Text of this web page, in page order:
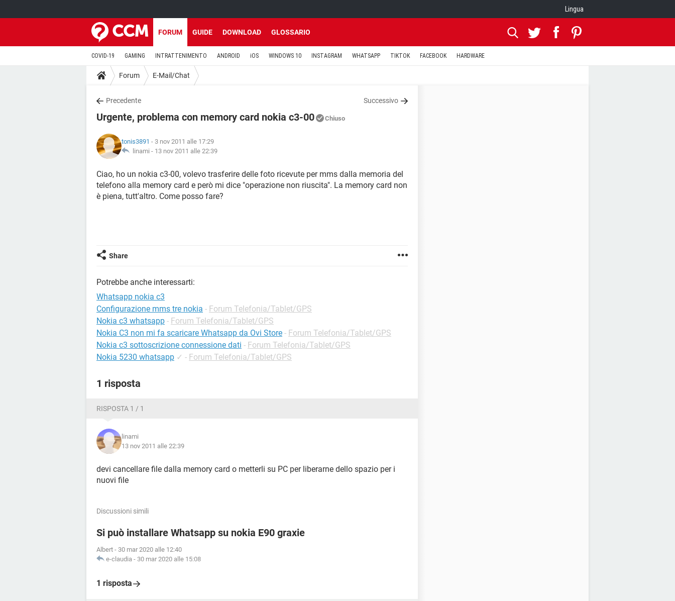
Lingua
FORUM GUIDE DOWNLOAD GLOSSARIO
COVID-19 GAMING INTRATTENIMENTO ANDROID iOS WINDOWS 10 INSTAGRAM WHATSAPP TIKTOK FACEBOOK HARDWARE
Forum E-Mail/Chat
Precedente Successivo
Urgente, problema con memory card nokia c3-00 Chiuso
tonis3891 - 3 nov 2011 alle 17:29
linami - 13 nov 2011 alle 22:39
Ciao, ho un nokia c3-00, volevo trasferire delle foto ricevute per mms dalla memoria del
telefono alla memory card e però mi dice "operazione non riuscita". La memory card non
è piena, tutt'altro. Come posso fare?
Share
Potrebbe anche interessarti:
Whatsapp nokia c3
Configurazione mms tre nokia - Forum Telefonia/Tablet/GPS
Nokia c3 whatsapp - Forum Telefonia/Tablet/GPS
Nokia C3 non mi fa scaricare Whatsapp da Ovi Store - Forum Telefonia/Tablet/GPS
Nokia c3 sottoscrizione connessione dati - Forum Telefonia/Tablet/GPS
Nokia 5230 whatsapp ✓ - Forum Telefonia/Tablet/GPS
1 risposta
RISPOSTA 1 / 1
linami
13 nov 2011 alle 22:39
devi cancellare file dalla memory card o metterli su PC per liberarne dello spazio per i
nuovi file
Discussioni simili
Si può installare Whatsapp su nokia E90 graxie
Albert - 30 mar 2020 alle 12:40
e-claudia - 30 mar 2020 alle 15:08
1 risposta